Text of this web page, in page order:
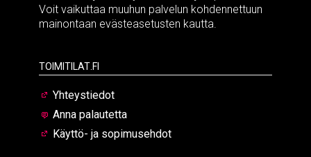
Voit vaikuttaa muuhun palvelun kohdennettuun
mainontaan evästeasetusten kautta.
Toimitilat.fi
Yhteystiedot
Anna palautetta
Käyttö- ja sopimusehdot